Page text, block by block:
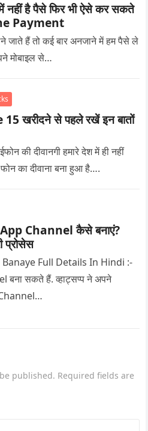
नहीं है पैसे फिर भी ऐसे कर सकते
Payment
जाते हैं तो कई बार अनजाने में हम पैसे ले
मोबाइल से…
खरीदने से पहले रखें इन बातों
की दीवानगी हमारे देश में ही नहीं
का दीवाना बना हुआ है….
Channel कैसे बनाएं?
प्रोसेस
Full Details In Hindi :-
बना सकते हैं. व्हाट्सप्प ने अपने
published. Required fields are